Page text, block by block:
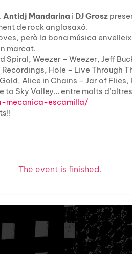
Antidj Mandarina i DJ Grosz
de rock anglosaxó.
però la bona música
marcat.
Spiral, Weezer – Weezer, Jeff
Hole – Live Through
Alice in Chains – Jar of
to Sky Valley… entre molts
mecanica-escamilla/
The event is finished.